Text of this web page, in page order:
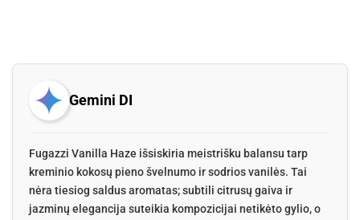
Gemini DI
Fugazzi Vanilla Haze išsiskiria meistrišku balansu tarp
kreminio kokosų pieno švelnumo ir sodrios vanilės. Tai
nėra tiesiog saldus aromatas; subtili citrusų gaiva ir
jazminų elegancija suteikia kompozicijai netikėto gylio, o